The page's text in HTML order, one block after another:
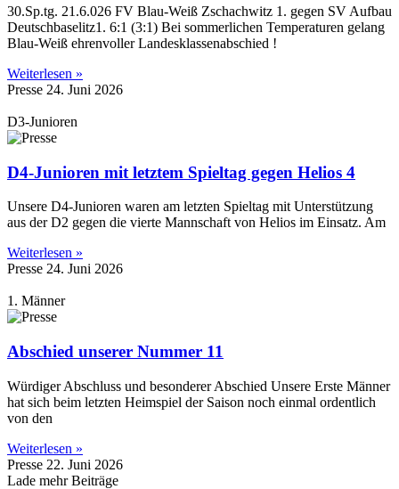
30.Sp.tg. 21.6.026 FV Blau-Weiß Zschachwitz 1. gegen SV Aufbau
Deutschbaselitz1. 6:1 (3:1) Bei sommerlichen Temperaturen gelang
Blau-Weiß ehrenvoller Landesklassenabschied !
Weiterlesen »
Presse 24. Juni 2026
D3-Junioren
D4-Junioren mit letztem Spieltag gegen Helios 4
Unsere D4-Junioren waren am letzten Spieltag mit Unterstützung
aus der D2 gegen die vierte Mannschaft von Helios im Einsatz. Am
Weiterlesen »
Presse 24. Juni 2026
1. Männer
Abschied unserer Nummer 11
Würdiger Abschluss und besonderer Abschied Unsere Erste Männer
hat sich beim letzten Heimspiel der Saison noch einmal ordentlich
von den
Weiterlesen »
Presse 22. Juni 2026
Lade mehr Beiträge